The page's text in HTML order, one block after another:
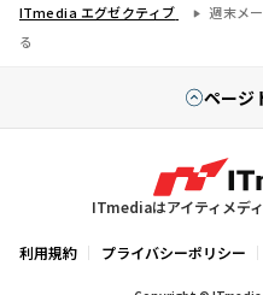
ITmedia エグゼクティブ
週末メ
る
ページ
ITmediaはアイティメデ
利用規約 プライバシーポリシー